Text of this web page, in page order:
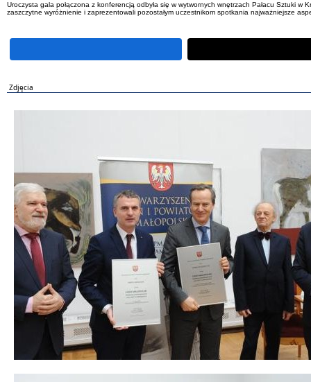
Uroczysta gala połączona z konferencją odbyła się w wytwornych wnętrzach Pałacu Sztuki
zaszczytne wyróżnienie i zaprezentowali pozostałym uczestnikom spotkania najważniejsze
Zdjęcia